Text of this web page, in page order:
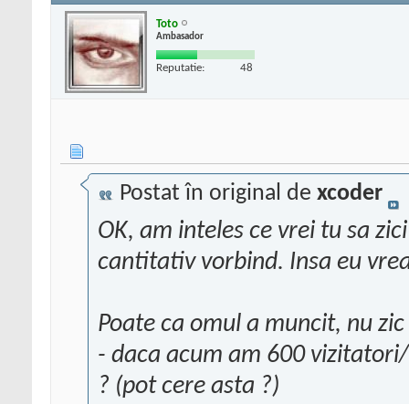
Toto
Ambasador
Reputatie: 48
Postat în original de xcoder
OK, am inteles ce vrei tu sa
cantitativ vorbind. Insa eu
Poate ca omul a muncit, nu
- daca acum am 600
? (pot cere asta ?)